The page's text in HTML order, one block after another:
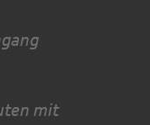
mit